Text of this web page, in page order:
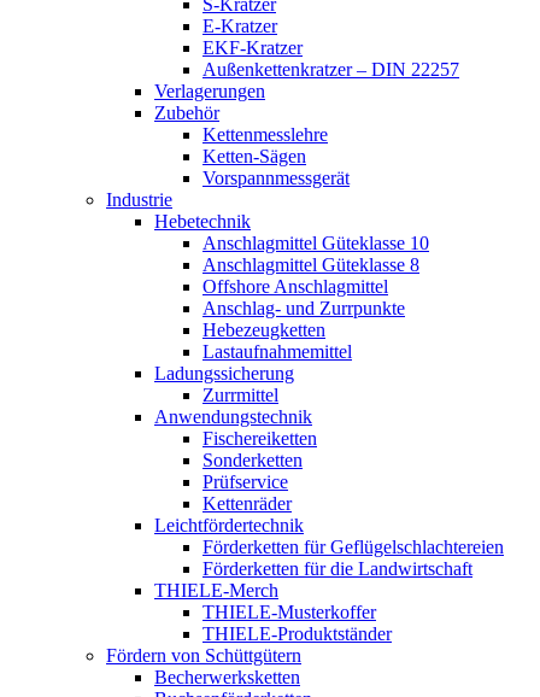
S-Kratzer
E-Kratzer
EKF-Kratzer
Außenkettenkratzer – DIN 22257
Verlagerungen
Zubehör
Kettenmesslehre
Ketten-Sägen
Vorspannmessgerät
Industrie
Hebetechnik
Anschlagmittel Güteklasse 10
Anschlagmittel Güteklasse 8
Offshore Anschlagmittel
Anschlag- und Zurrpunkte
Hebezeugketten
Lastaufnahmemittel
Ladungssicherung
Zurrmittel
Anwendungstechnik
Fischereiketten
Sonderketten
Prüfservice
Kettenräder
Leichtfördertechnik
Förderketten für Geflügelschlachtereien
Förderketten für die Landwirtschaft
THIELE-Merch
THIELE-Musterkoffer
THIELE-Produktständer
Fördern von Schüttgütern
Becherwerksketten